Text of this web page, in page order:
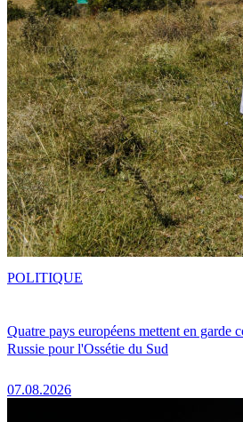
Quatre pays européens mettent en garde
Russie pour l'Ossétie du Sud
07.08.2026
POLITIQUE